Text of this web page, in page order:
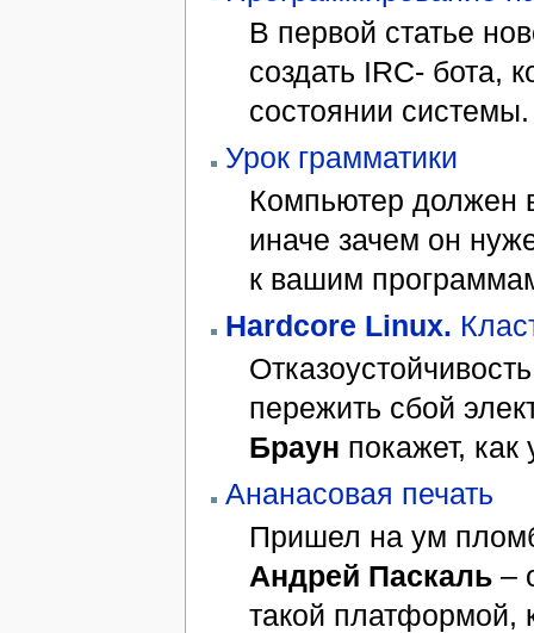
В первой статье
создать IRC- бота,
состоянии системы.
Урок грамматики
Компьютер должен
иначе зачем он
к вашим
Hardcore Linux.
пережить сбой
Браун покажет, как
Ананасовая печать
Пришел на ум
Андрей Паскаль –
такой платформой,